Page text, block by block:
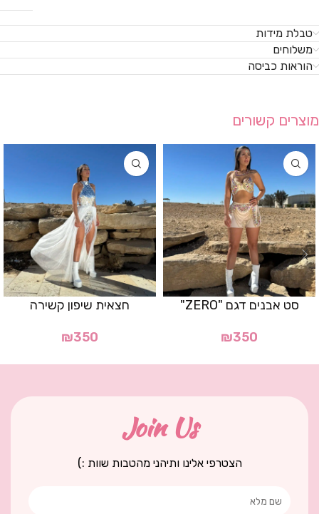
טבלת מידות
משלוחים
הוראות כביסה
מוצרים קשורים
סט אבנים דגם "ZERO"
₪350
חצאית שיפון קשירה
₪350
Join Us
הצטרפי אלינו ותיהני מהטבות שוות :)